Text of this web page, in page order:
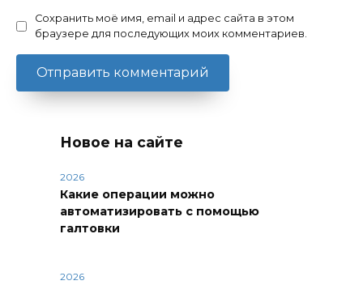
Сохранить моё имя, email и адрес сайта в этом
браузере для последующих моих комментариев.
Новое на сайте
2026
Какие операции можно
автоматизировать с помощью
галтовки
2026